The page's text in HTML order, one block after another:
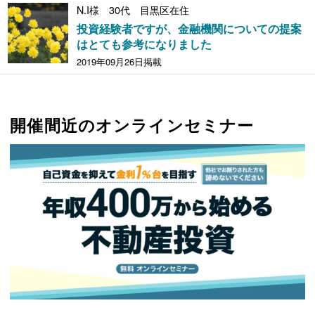
N.I様 30代 目黒区在住
投資経験者ですが、金融機関についての提案
はとても参考になりました
2019年09月26日掲載
開催間近のオンラインセミナー